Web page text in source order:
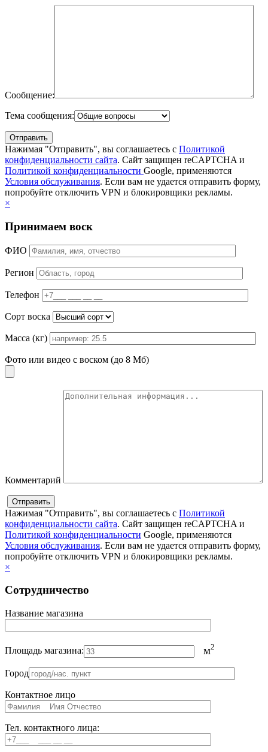
Сообщение:
Тема сообщения:
Нажимая "Отправить", вы соглашаетесь с Политикой
конфиденциальности сайта. Сайт защищен reCAPTCHA и
Политикой конфиденциальности Google, применяются
Условия обслуживания. Если вам не удается отправить форму,
попробуйте отключить VPN и блокировщики рекламы.
×
Принимаем воск
ФИО
Регион
Телефон
Сорт воска
Масса (кг)
Фото или видео с воском (до 8 Мб)
Комментарий
Нажимая "Отправить", вы соглашаетесь с Политикой
конфиденциальности сайта. Сайт защищен reCAPTCHA и
Политикой конфиденциальности Google, применяются
Условия обслуживания. Если вам не удается отправить форму,
попробуйте отключить VPN и блокировщики рекламы.
×
Сотрудничество
Название магазина
Площадь магазина: м2
Город
Контактное лицо
Тел. контактного лица: